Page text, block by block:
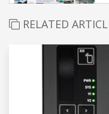
RELATED